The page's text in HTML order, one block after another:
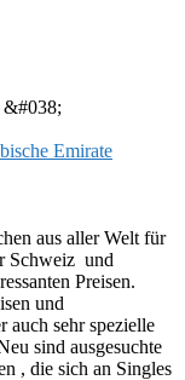
Emirate
aus aller Welt für
Schweiz und
Preisen.
und
auch sehr spezielle
sind ausgesuchte
, die sich an Singles